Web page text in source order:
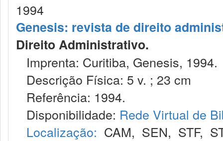
1994
Genesis: revista de direito
Direito Administrativo.
Imprenta: Curitiba, Genesis, 1994.
Descrição Física: 5 v. ; 23 cm
Referência: 1994.
Disponibilidade: Rede Virtual de
Localização: CAM, SEN, STF,